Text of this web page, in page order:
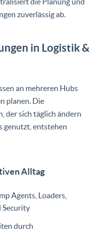
zuverlässig ab.
in Logistik &
an mehreren Hubs
planen. Die
der sich täglich ändern
genutzt, entstehen
Alltag
Agents, Loaders,
Security
durch